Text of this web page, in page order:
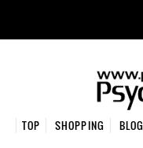
TOP SHOPPING BLOG